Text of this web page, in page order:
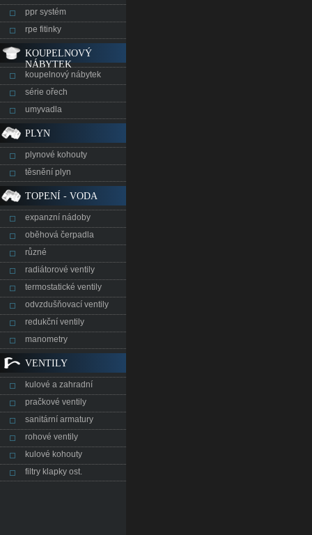
ppr systém
rpe fitinky
KOUPELNOVÝ
NÁBYTEK
koupelnový nábytek
série ořech
umyvadla
PLYN
plynové kohouty
těsnění plyn
TOPENÍ - VODA
expanzní nádoby
oběhová čerpadla
různé
radiátorové ventily
termostatické ventily
odvzdušňovací ventily
redukční ventily
manometry
VENTILY
kulové a zahradní
pračkové ventily
sanitární armatury
rohové ventily
kulové kohouty
filtry klapky ost.